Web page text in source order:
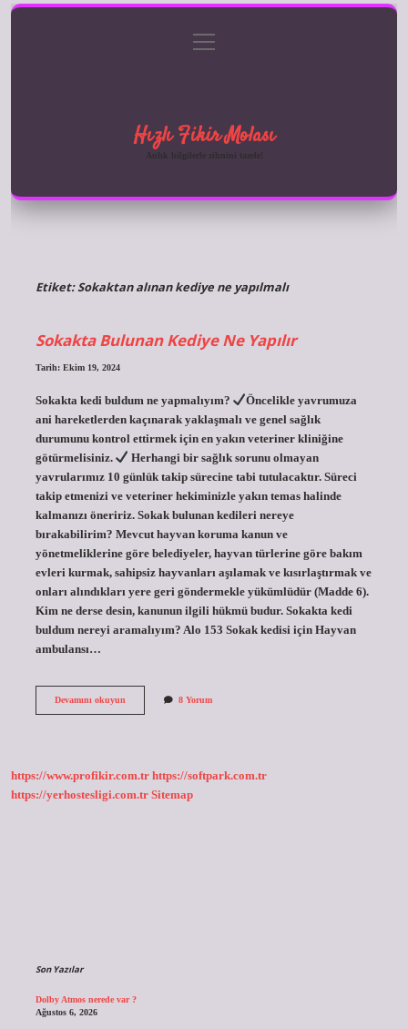
Gizlilik Politikası
menüyü
aç
Hızlı Fikir Molası
Anlık bilgilerle zihnini tazele!
Etiket:Sokaktan alınan kediye ne yapılmalı
Sokakta Bulunan Kediye Ne Yapılır
Tarih: Ekim 19, 2024
Sokakta kedi buldum ne yapmalıyım?
Öncelikle yavrumuza
ani hareketlerden kaçınarak yaklaşmalı ve genel sağlık
durumunu kontrol ettirmek için en yakın veteriner kliniğine
götürmelisiniz.
Herhangi bir sağlık sorunu olmayan
yavrularımız 10 günlük takip sürecine tabi tutulacaktır. Süreci
takip etmenizi ve veteriner hekiminizle yakın temas halinde
kalmanızı öneririz. Sokak bulunan kedileri nereye
bırakabilirim? Mevcut hayvan koruma kanun ve
yönetmeliklerine göre belediyeler, hayvan türlerine göre bakım
evleri kurmak, sahipsiz hayvanları aşılamak ve kısırlaştırmak ve
onları alındıkları yere geri göndermekle yükümlüdür (Madde 6).
Kim ne derse desin, kanunun ilgili hükmü budur. Sokakta kedi
buldum nereyi aramalıyım? Alo 153 Sokak kedisi için Hayvan
ambulansı…
Devamını okuyunSokakta
8 Yorum
https://www.profikir.com.tr https://softpark.com.tr
https://yerhostesligi.com.tr Sitemap
Son Yazılar
Dolby Atmos nerede var ?
Ağustos 6, 2026